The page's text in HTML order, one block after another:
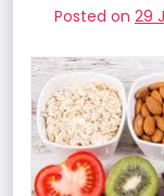
Posted on 29